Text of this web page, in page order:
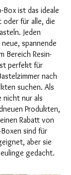
ist das ideale
oder für alle, die
Jeden
spannende
Bereich Resin-
perfekt für
nach
suchen. Als
nicht nur als
Produkten,
Rabatt von
sind für
aber sie
gedacht.